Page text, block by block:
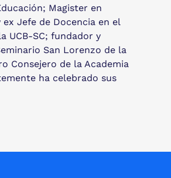
Magister en
Jefe de Docencia en el
UCB-SC; fundador y
San Lorenzo de la
Consejero de la Academia
ha celebrado sus